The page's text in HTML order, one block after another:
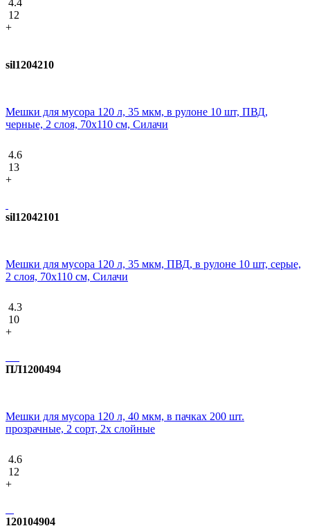
12
+
sil1204210
Мешки для мусора 120 л, 35 мкм, в рулоне 10 шт, ПВД,
черные, 2 слоя, 70х110 см, Силачи
4.6
13
+
sil12042101
Мешки для мусора 120 л, 35 мкм, ПВД, в рулоне 10 шт, серые,
2 слоя, 70х110 см, Силачи
4.3
10
+
ПЛ1200494
Мешки для мусора 120 л, 40 мкм, в пачках 200 шт.
прозрачные, 2 сорт, 2х слойные
4.6
12
+
120104904